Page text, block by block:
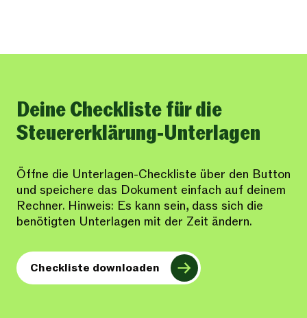
Deine Checkliste für die
Steuererklärung-Unterlagen
Öffne die Unterlagen-Checkliste über den Button
und speichere das Dokument einfach auf deinem
Rechner. Hinweis: Es kann sein, dass sich die
benötigten Unterlagen mit der Zeit ändern.
Checkliste downloaden